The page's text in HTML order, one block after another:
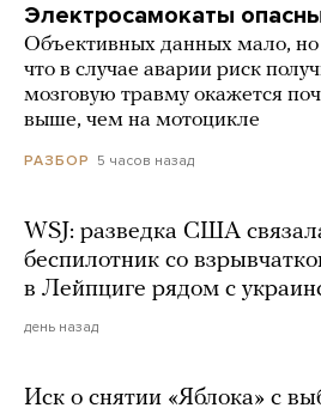
Электросамокаты
Объективных данных мало,
что в случае аварии риск
мозговую травму окажется
выше, чем на мотоцикле
РАЗБОР 5 часов назад
WSJ: разведка США
беспилотник со
в Лейпциге рядом с
день назад
Иск о снятии «Яблока» с